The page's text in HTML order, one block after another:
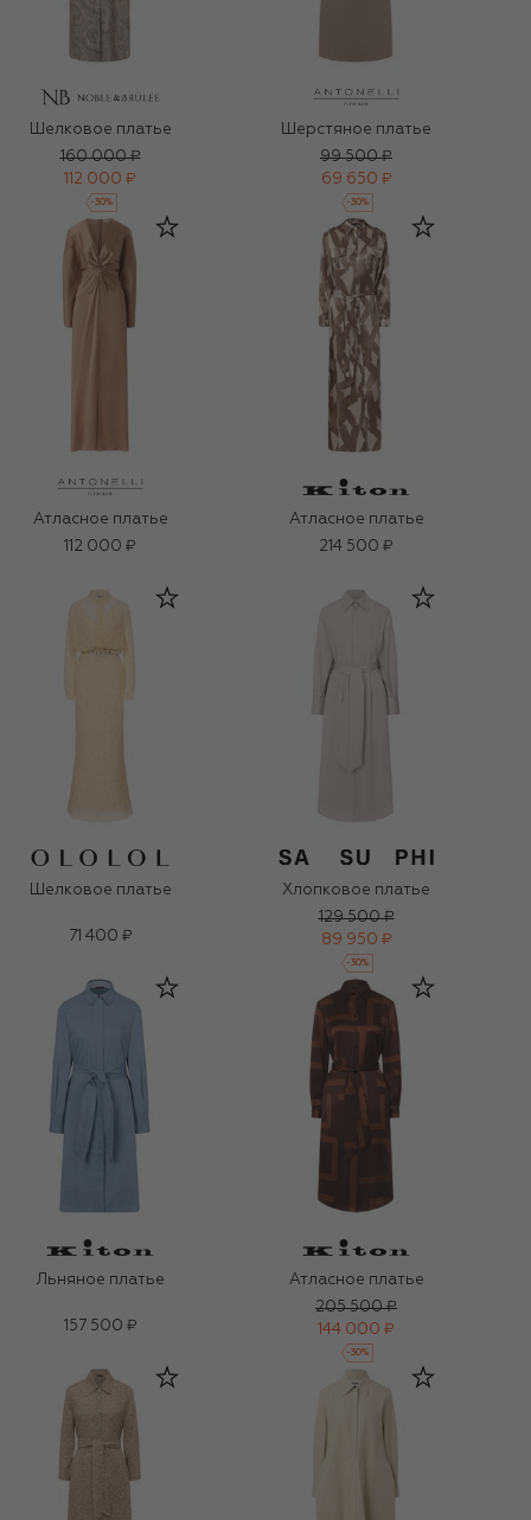
Шелковое платье
160 000 ₽
112 000 ₽
-30%
Шерстяное платье
99 500 ₽
69 650 ₽
-30%
Атласное платье
112 000 ₽
Атласное платье
214 500 ₽
Шелковое платье
71 400 ₽
Хлопковое платье
129 500 ₽
89 950 ₽
-30%
Льняное платье
157 500 ₽
Атласное платье
205 500 ₽
144 000 ₽
-30%